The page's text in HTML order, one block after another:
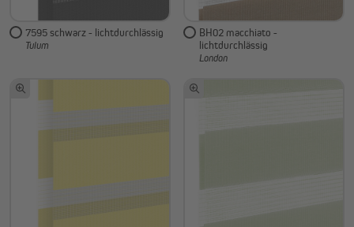
7595 schwarz - lichtdurchlässig
Tulum
BH02 macchiato -
lichtdurchlässig
London